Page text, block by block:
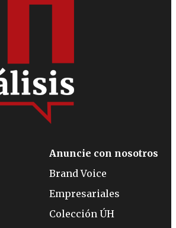
Anuncie con nosotros
Brand Voice
Empresariales
Colección ÚH